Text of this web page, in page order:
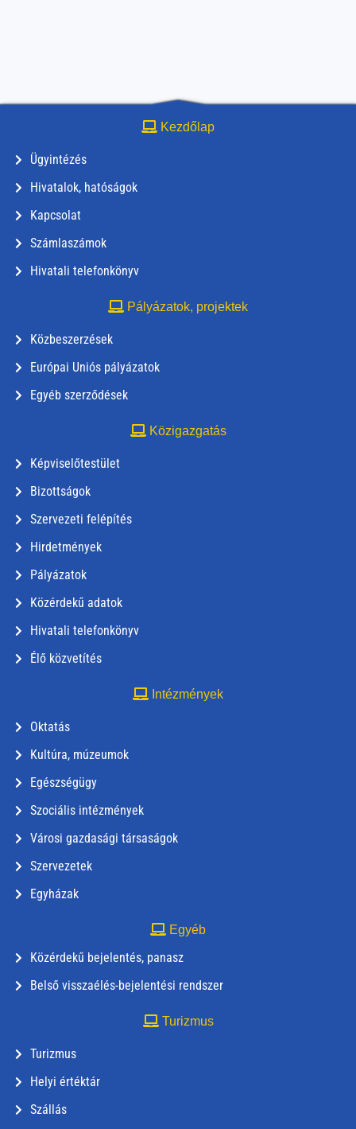
Kezdőlap
Ügyintézés
Hivatalok, hatóságok
Kapcsolat
Számlaszámok
Hivatali telefonkönyv
Pályázatok, projektek
Közbeszerzések
Európai Uniós pályázatok
Egyéb szerződések
Közigazgatás
Képviselőtestület
Bizottságok
Szervezeti felépítés
Hirdetmények
Pályázatok
Közérdekű adatok
Hivatali telefonkönyv
Élő közvetítés
Intézmények
Oktatás
Kultúra, múzeumok
Egészségügy
Szociális intézmények
Városi gazdasági társaságok
Szervezetek
Egyházak
Egyéb
Közérdekű bejelentés, panasz
Belső visszaélés-bejelentési rendszer
Turizmus
Turizmus
Helyi értéktár
Szállás